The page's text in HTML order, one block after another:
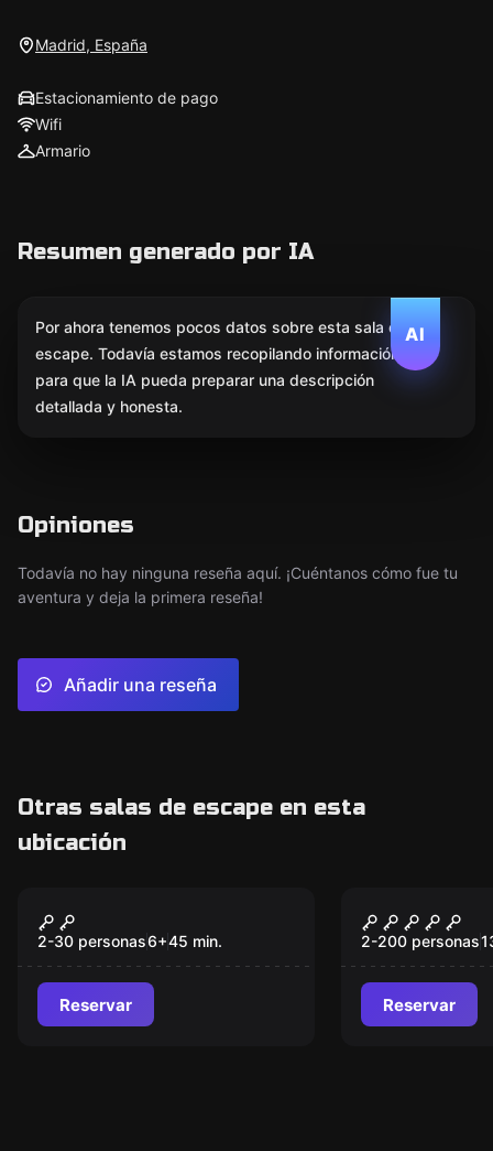
Madrid, España
Estacionamiento de pago
Wifi
Armario
Resumen generado por IA
AI
Por ahora tenemos pocos datos sobre esta sala de
escape. Todavía estamos recopilando información
para que la IA pueda preparar una descripción
detallada y honesta.
Opiniones
Todavía no hay ninguna reseña aquí. ¡Cuéntanos cómo fue tu
aventura y deja la primera reseña!
Añadir una reseña
Otras salas de escape en esta
ubicación
Escape Quest
2-30 personas6+45 min.
Reservar
Rebel
2-200 personas
Reservar